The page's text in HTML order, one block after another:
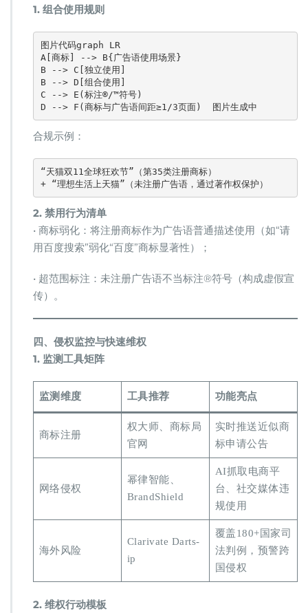
​1. 组合使用规则​
图片代码graph LR
A[商标] --> B{广告语使用场景}
B --> C[独立使用]
B --> D[组合使用]
C --> E(标注®/™符号)
D --> F(商标与广告语间距≥1/3页面) 图片生成中
合规示例：
“天猫双11全球狂欢节”（第35类注册商标）
+ “理想生活上天猫”（未注册广告语，通过著作权保护）
​2. 禁用行为清单​
• 商标弱化：将注册商标作为广告语普通描述使用（如“请
用百度搜索”弱化“百度”商标显著性）；
• 超范围标注：未注册广告语不当标注®符号（构成虚假宣
传）。
​四、侵权监控与快速维权​
​1. 监测工具矩阵​
监测维度 工具推荐 功能亮点
商标注册
权大师、商标局
官网
实时推送近似商
标申请公告
网络侵权
幂律智能、
BrandShield
AI抓取电商平
台、社交媒体违
规使用
海外风险
Clarivate Darts-
ip
覆盖180+国家司
法判例，预警跨
国侵权
​2. 维权行动模板​